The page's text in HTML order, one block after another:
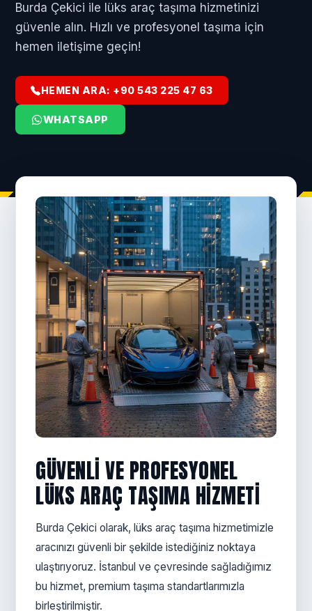
Burda Çekici ile lüks araç taşıma hizmetinizi
güvenle alın. Hızlı ve profesyonel taşıma için
hemen iletişime geçin!
HEMEN ARA: +90 543 225 47 63
WHATSAPP
GÜVENLI VE PROFESYONEL
LÜKS ARAÇ TAŞIMA HIZMETI
Burda Çekici olarak, lüks araç taşıma hizmetimizle
aracınızı güvenli bir şekilde istediğiniz noktaya
ulaştırıyoruz. İstanbul ve çevresinde sağladığımız
bu hizmet, premium taşıma standartlarımızla
birleştirilmiştir.